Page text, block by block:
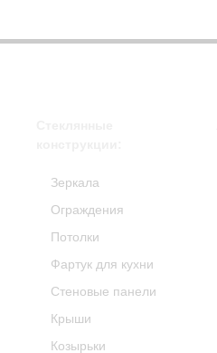
Зеркала
Ограждения
Потолки
Фартук для кухни
Стеновые панели
Крыши
Козырьки